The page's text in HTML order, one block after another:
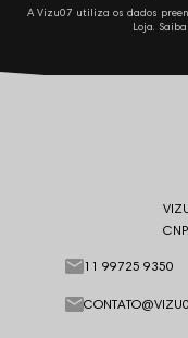
A Vizu07 utiliza os dados
Loja.
11 99725 9350